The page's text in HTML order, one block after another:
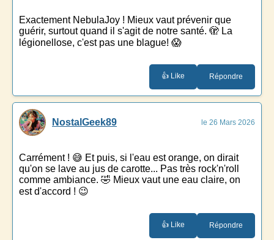
Exactement NebulaJoy ! Mieux vaut prévenir que
guérir, surtout quand il s'agit de notre santé. 🫣 La
légionellose, c'est pas une blague! 😱
👍 Like Répondre
NostalGeek89 le 26 Mars 2026
Carrément ! 😅 Et puis, si l'eau est orange, on dirait
qu'on se lave au jus de carotte... Pas très rock'n'roll
comme ambiance. 🤣 Mieux vaut une eau claire, on
est d'accord ! 😉
👍 Like Répondre